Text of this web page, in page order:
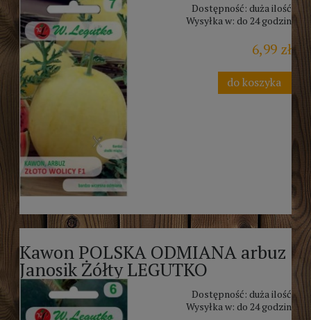
Dostępność: duża ilość
Wysyłka w: do 24 godzin
6,99 zł
do koszyka
Kawon POLSKA ODMIANA arbuz
Janosik Żółty LEGUTKO
Dostępność: duża ilość
Wysyłka w: do 24 godzin